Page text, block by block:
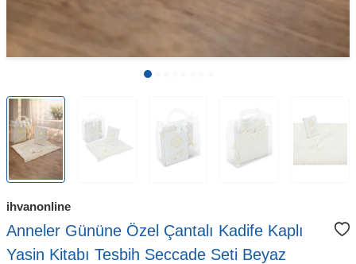
ihvanonline
Anneler Gününe Özel Çantalı Kadife Kaplı
Yasin Kitabı Tesbih Seccade Seti Beyaz